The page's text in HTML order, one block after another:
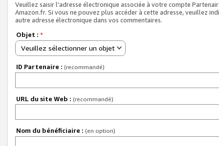
Veuillez saisir l'adresse électronique associée à votre compte
Amazon.fr. Si vous ne pouvez plus accéder à cette adresse, veuillez
autre adresse électronique dans vos commentaires.
Objet : *
Veuillez sélectionner un objet
ID Partenaire : (recommandé)
URL du site Web : (recommandé)
Nom du bénéficiaire : (en option)